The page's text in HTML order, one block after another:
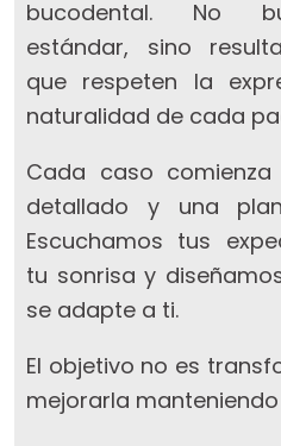
bucodental. No
estándar, sino
que respeten la
naturalidad de cada
Cada caso
detallado y una
Escuchamos tus
tu sonrisa y
se adapte a ti.
El objetivo no es
mejorarla